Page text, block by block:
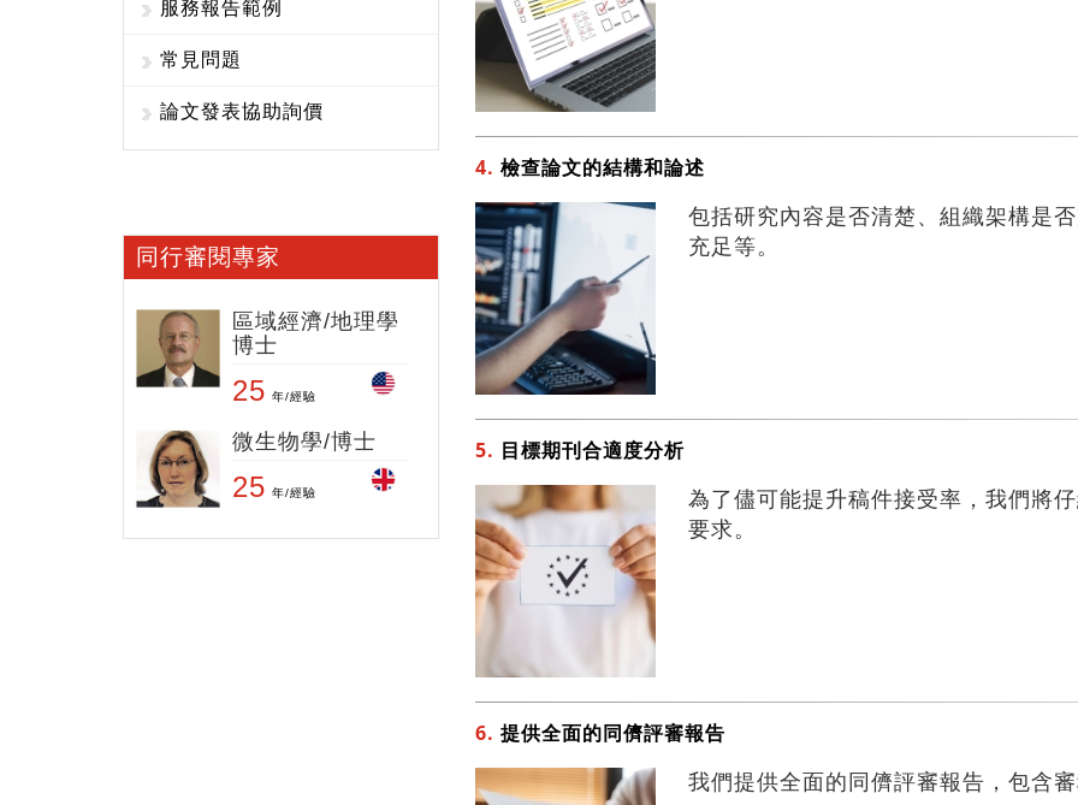
服務報告範例
常見問題
論文發表協助詢價
同行審閱專家
區域經濟/地理學
博士
25
微生物學/博士
25
4. 檢查論文的結構和論述
包括研究內容是否清楚、組織架構是
充足等。
5. 目標期刊合適度分析
為了儘可能提升稿件接受率，我們將
要求。
6. 提供全面的同儕評審報告
我們提供全面的同儕評審報告，包含